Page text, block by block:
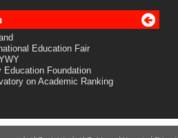
Education Fair
Education Foundation
on Academic Ranking